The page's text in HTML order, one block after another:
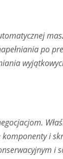
po
komponenty i
i